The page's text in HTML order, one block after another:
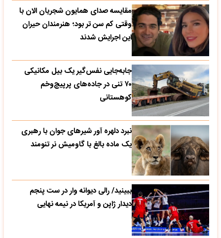
مقایسه صدای همایون شجریان الان با
وقتی کم سن تر بود؛ هنرمندان حیران
این اجرایش شدند
جابه‌جایی نفس‌گیر یک بیل مکانیکی
۷۰ تنی در جاده‌های پرپیچ‌وخم
کوهستانی
نبرد دلهره آور شیرهای جوان با رهبری
یک ماده بالغ با گاومیش نر تنومند
ببینید/ رالی دیوانه وار در ست پنجم
دیدار ژاپن و آمریکا در نیمه نهایی